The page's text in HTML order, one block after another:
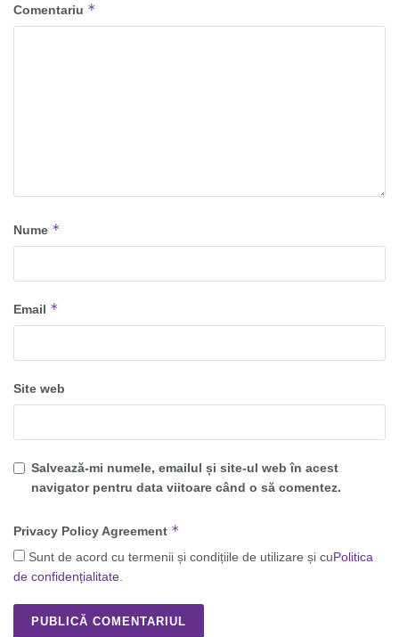
Comentariu *
Nume *
Email *
Site web
Salvează-mi numele, emailul și site-ul web în acest
navigator pentru data viitoare când o să comentez.
Privacy Policy Agreement *
Sunt de acord cu termenii și condițiile de utilizare și cuPolitica
de confidențialitate.